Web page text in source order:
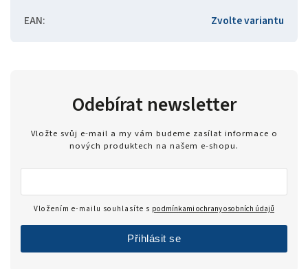
EAN: Zvolte variantu
Odebírat newsletter
Vložte svůj e-mail a my vám budeme zasílat informace o
nových produktech na našem e-shopu.
Vložením e-mailu souhlasíte s podmínkami ochrany osobních údajů
Přihlásit se